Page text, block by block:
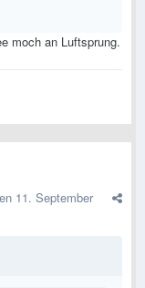
moch an Luftsprung.
11. September